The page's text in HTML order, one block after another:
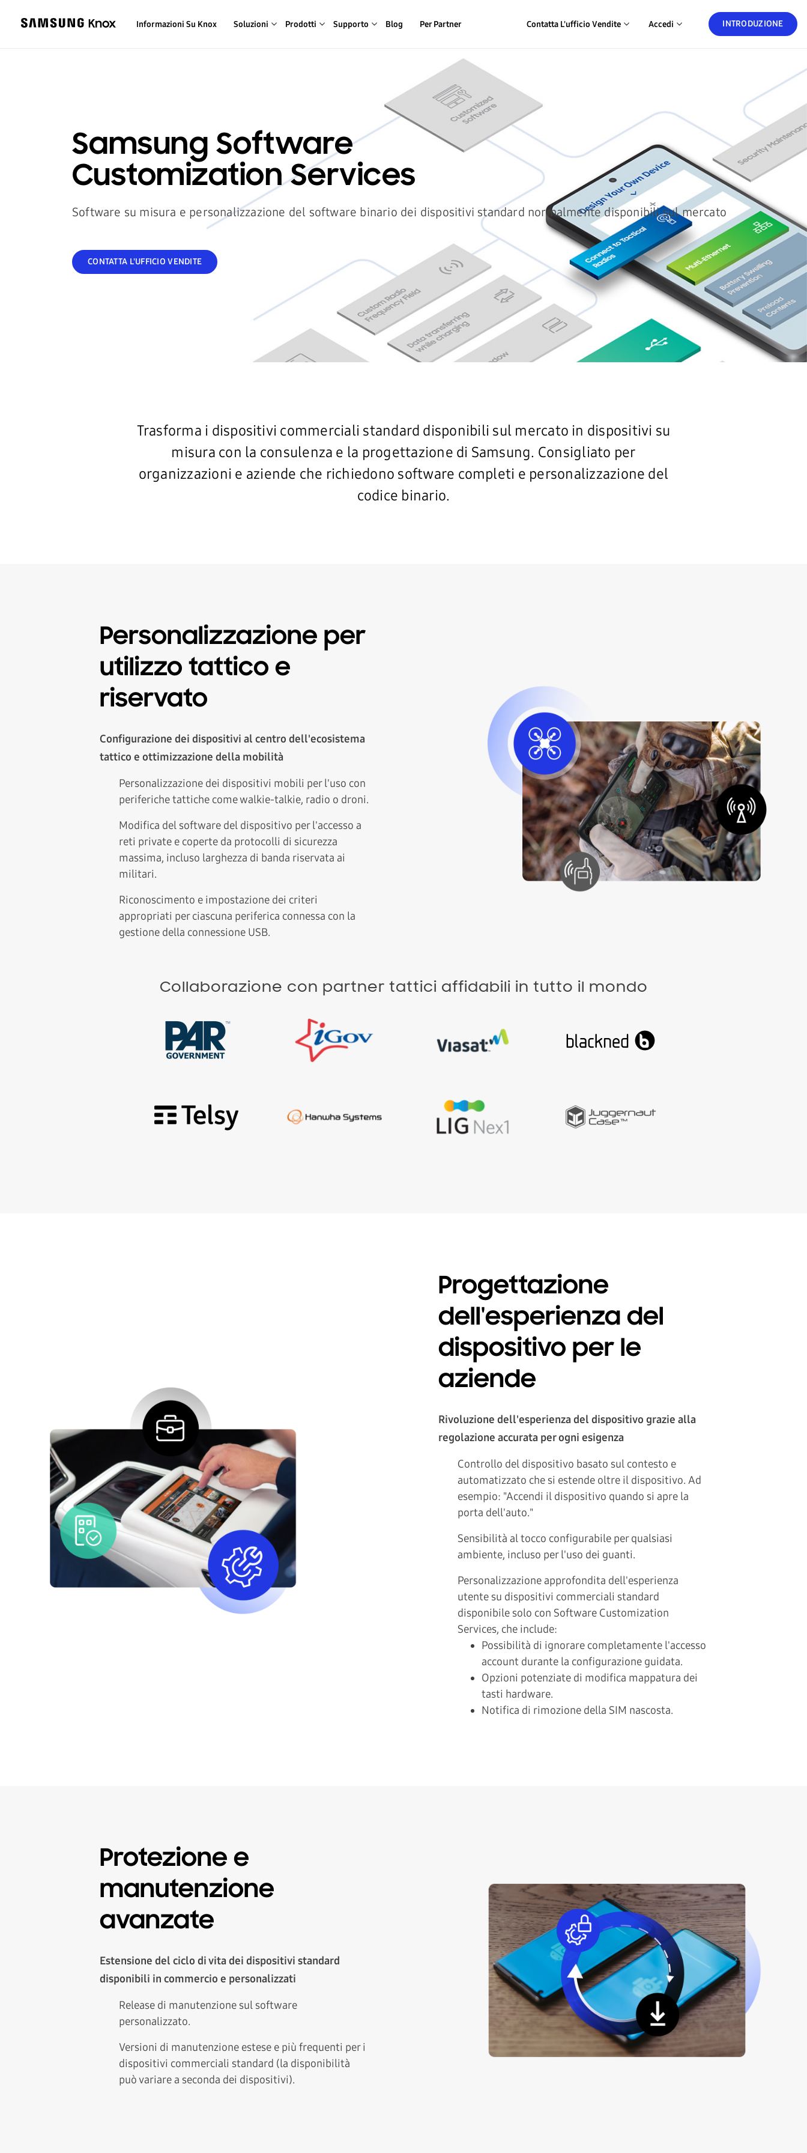
INTRODUZIONE
Informazioni Su Knox Soluzioni Prodotti Supporto Blog Per Partner Contatta L'ufficio Vendite Accedi
Samsung Software
Customization Services
Software su misura e personalizzazione del software binario dei dispositivi standard normalmente disponibili sul mercato
CONTATTA L'UFFICIO VENDITE
Trasforma i dispositivi commerciali standard disponibili sul mercato in dispositivi su
misura con la consulenza e la progettazione di Samsung. Consigliato per
organizzazioni e aziende che richiedono software completi e personalizzazione del
codice binario.
Personalizzazione per
utilizzo tattico e
riservato
Configurazione dei dispositivi al centro dell'ecosistema
tattico e ottimizzazione della mobilità
Personalizzazione dei dispositivi mobili per l'uso con
periferiche tattiche come walkie-talkie, radio o droni.
Modifica del software del dispositivo per l'accesso a
reti private e coperte da protocolli di sicurezza
massima, incluso larghezza di banda riservata ai
militari.
Riconoscimento e impostazione dei criteri
appropriati per ciascuna periferica connessa con la
gestione della connessione USB.
Collaborazione con partner tattici affidabili in tutto il mondo
Progettazione
dell'esperienza del
dispositivo per le
aziende
Rivoluzione dell'esperienza del dispositivo grazie alla
regolazione accurata per ogni esigenza
Controllo del dispositivo basato sul contesto e
automatizzato che si estende oltre il dispositivo. Ad
esempio: "Accendi il dispositivo quando si apre la
porta dell'auto."
Sensibilità al tocco configurabile per qualsiasi
ambiente, incluso per l'uso dei guanti.
Personalizzazione approfondita dell'esperienza
utente su dispositivi commerciali standard
disponibile solo con Software Customization
Services, che include:
Possibilità di ignorare completamente l'accesso
account durante la configurazione guidata.
Opzioni potenziate di modifica mappatura dei
tasti hardware.
Notifica di rimozione della SIM nascosta.
Protezione e
manutenzione
avanzate
Estensione del ciclo di vita dei dispositivi standard
disponibili in commercio e personalizzati
Release di manutenzione sul software
personalizzato.
Versioni di manutenzione estese e più frequenti per i
dispositivi commerciali standard (la disponibilità
può variare a seconda dei dispositivi).